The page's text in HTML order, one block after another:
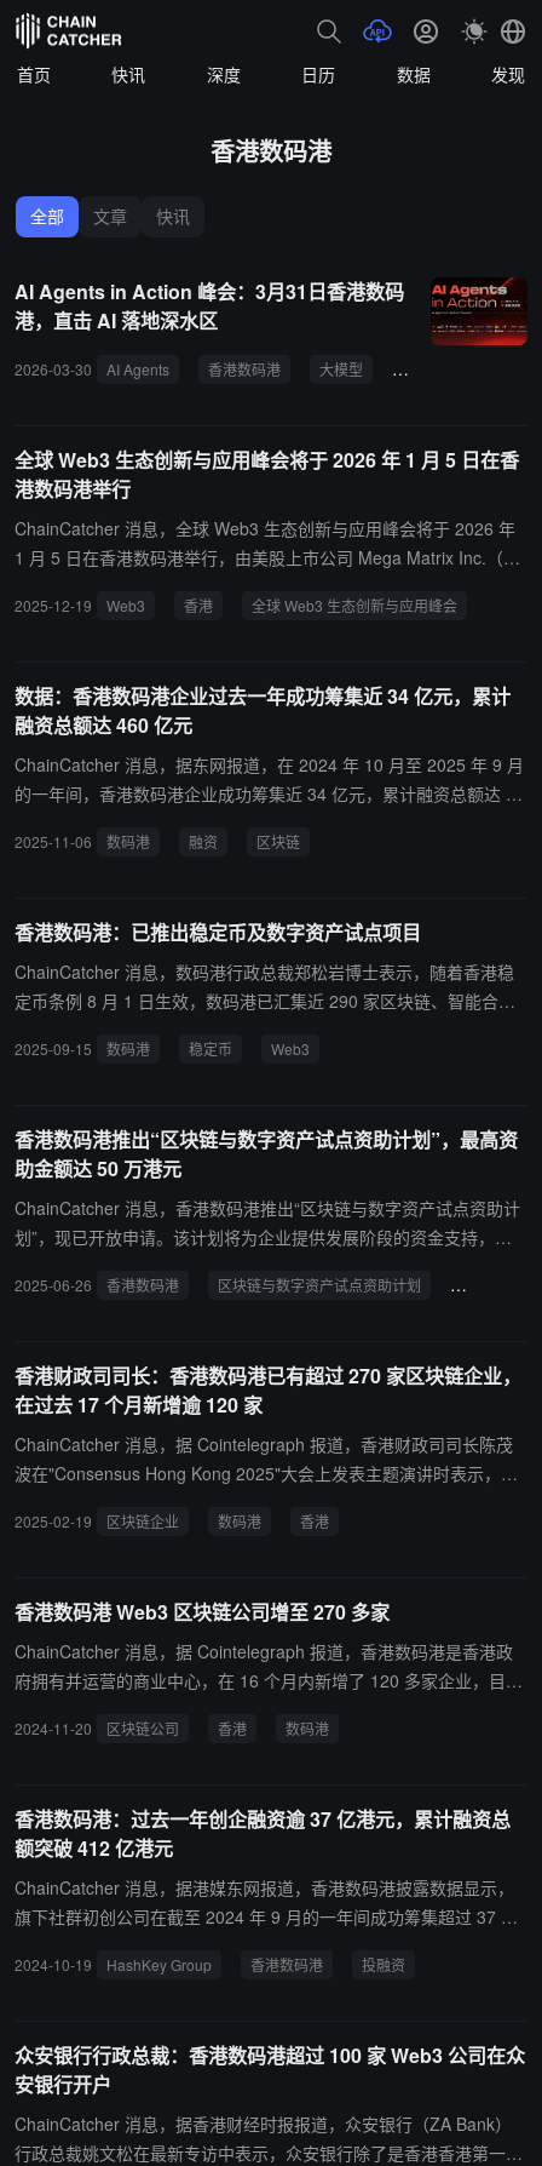
首页 快讯 深度 日历 数据 发现
香港数码港
全部 文章 快讯
AI Agents in Action 峰会：3月31日香港数码
港，直击 AI 落地深水区
2026-03-30 AI Agents 香港数码港 大模型 产品化
全球 Web3 生态创新与应用峰会将于 2026 年 1 月 5 日在香
港数码港举行
ChainCatcher 消息，全球 Web3 生态创新与应用峰会将于 2026 年
1 月 5 日在香港数码港举行，由美股上市公司 Mega Matrix Inc.（NA
ne、Polaris 等十数家Web3机构联合主办。 大会以“生态创新 × 实际
全球 Web3 产业的健康与长期发展提供新的机遇和思路，进一步促进
区块链技术与生态创新在实际应用中的落地与流量推广。
2025-12-19 Web3 香港 全球 Web3 生态创新与应用峰会
数据：香港数码港企业过去一年成功筹集近 34 亿元，累计
融资总额达 460 亿元
ChainCatcher 消息，据东网报道，在 2024 年 10 月至 2025 年 9 月
的一年间，香港数码港企业成功筹集近 34 亿元，累计融资总额达 46
k）、保泰人寿（Bowtie）、KPay、鲲 KUN、Hashkey Group、Digi
企业，包括明略科技、云迹科技及讯飞医疗，均于落户数码港后便成
功上市，以及数码港培育企业 Diginex 与 Real Messenger 也成功上
市。同时，数码港迎来两间独角兽企业进驻，分别为估值 13 亿美元
2025-11-06 数码港 融资 区块链
香港数码港：已推出稳定币及数字资产试点项目
ChainCatcher 消息，数码港行政总裁郑松岩博士表示，随着香港稳
定币条例 8 月 1 日生效，数码港已汇集近 290 家区块链、智能合
外的数字资产技术支持网络，为稳定币及 RWA（实物资产代币化）
（涵盖金融、物流、医疗等），通过端到端场景验证（包括发行、零
售、反洗钱等环节），打造可复制的行业模板，并向政府提供技术难
点与监管参考。郑松岩强调，该试点旨在探索“监管沙盒”模式，既防
范风险又推动创新，助力香港成为数字资产技术枢纽。 目前，数码港
企业等入驻，未来将持续协同政府构建健康生态，推动香港在 Web3
2025-09-15 数码港 稳定币 Web3
香港数码港推出“区块链与数字资产试点资助计划”，最高资
助金额达 50 万港元
ChainCatcher 消息，香港数码港推出“区块链与数字资产试点资助计
划”，现已开放申请。该计划将为企业提供发展阶段的资金支持，以
目可获 80% 资助，最高资助金额为 50 万港元。资助将分两期发放，
WA 代币化、稳定币及支付解决方案、去中心化身份、Web3 安全、
分布式 AI／机器学习（ML），以及社会创新与数字体验等范畴。企
业需要拥有一家具规模的机构作为其赞助者，展示其试点项目具备商
业化落地潜力。申请者须为已在香港注册并开展业务的公司或研究机
接关联，须需针对香港相关机构所面对的实际问题，提出创新且市场
2025-06-26 香港数码港 区块链与数字资产试点资助计划 区块链解决
香港财政司司长：香港数码港已有超过 270 家区块链企业，
在过去 17 个月新增逾 120 家
ChainCatcher 消息，据 Cointelegraph 报道，香港财政司司长陈茂
波在"Consensus Hong Kong 2025"大会上发表主题演讲时表示，随
数字资产市场。 陈茂波指出，香港正大力投资相关基础设施和人才培
2025-02-19 区块链企业 数码港 香港
香港数码港 Web3 区块链公司增至 270 多家
ChainCatcher 消息，据 Cointelegraph 报道，香港数码港是香港政
府拥有并运营的商业中心，在 16 个月内新增了 120 多家企业，目前
自 20 多个国家和地区，除香港和内地外，还包括日本、韩国、美
乐、金融科技以及网络和数据安全。此外，数码港正在积极招募专门
从事区块链安全、资产托管和加密钱包的公司，以促进其网络内各个
Web3 公司之间的合作。
2024-11-20 区块链公司 香港 数码港
香港数码港：过去一年创企融资逾 37 亿港元，累计融资总
额突破 412 亿港元
ChainCatcher 消息，据港媒东网报道，香港数码港披露数据显示，
旗下社群初创公司在截至 2024 年 9 月的一年间成功筹集超过 37 亿
LOOK、Leapstack、Buy&ship、MediConCen、DeBox 等，累计融
科技的应用潜力吸引投资者支持，以及数码港推动发展 Web3.0 产业
续见成效。 香港数码港表示，Cyberport Venture Capital Forum、C
VCF 数码港创业投资论坛拟于 10 月 24 日至 25 日举行，本届论坛
将重点讨论 Web 3.0 和 AI 等新兴科技如何帮助初创公司和投资者突
2024-10-19 HashKey Group 香港数码港 投融资
众安银行行政总裁：香港数码港超过 100 家 Web3 公司在众
安银行开户
ChainCatcher 消息，据香港财经时报报道，众安银行（ZA Bank）
行政总裁姚文松在最新专访中表示，众安银行除了是香港香港第一间